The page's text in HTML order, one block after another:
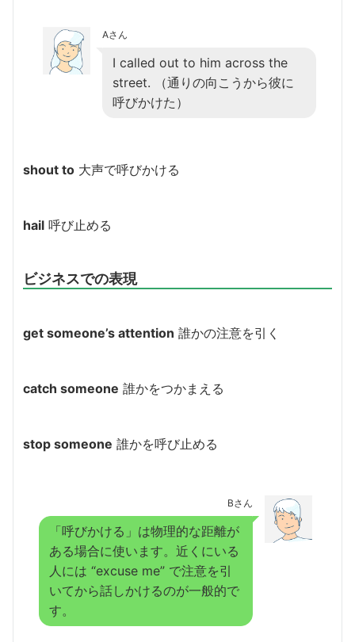
Aさん
I called out to him across the
street. （通りの向こうから彼に
呼びかけた）
shout to 大声で呼びかける
hail 呼び止める
ビジネスでの表現
get someone’s attention 誰かの注意を引く
catch someone 誰かをつかまえる
stop someone 誰かを呼び止める
Bさん
「呼びかける」は物理的な距離が
ある場合に使います。近くにいる
人には “excuse me” で注意を引
いてから話しかけるのが一般的で
す。